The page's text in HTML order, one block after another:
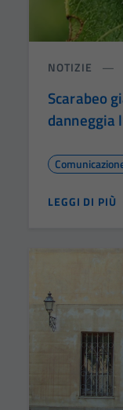
NOTIZIE
Scarabeo
danneggia
LEGGI DI PIÙ